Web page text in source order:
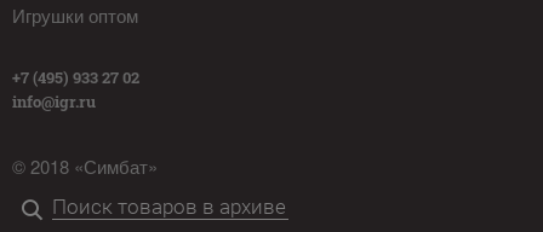
Игрушки оптом
+7 (495) 933 27 02
info@igr.ru
© 2018 «Симбат»